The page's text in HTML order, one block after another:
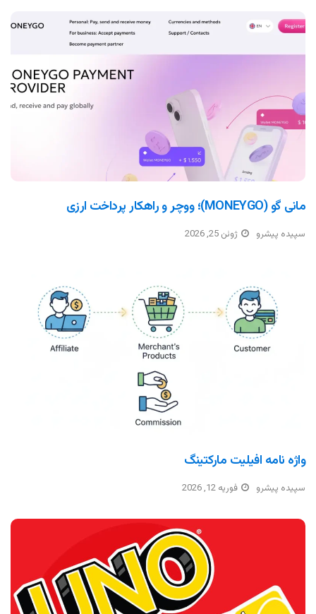
مانی گو (MONEYGO)؛ ووچر و راهکار پرداخت ارزی
سپیده پیشرو ژوئن 25, 2026
واژه نامه افیلیت مارکتینگ
سپیده پیشرو فوریه 12, 2026